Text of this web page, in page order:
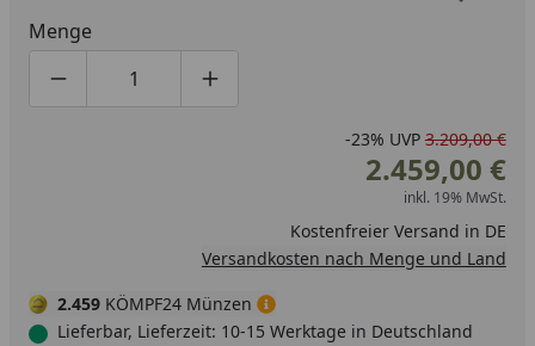
Menge
Produktmenge um eins verringern
Produktmenge manuell eingeben
Produktmenge um eins erhöhen
-23% UVP 3.209,00 €
2.459,00 €
inkl. 19% MwSt.
Kostenfreier Versand in DE
Versandkosten nach Menge und Land
2.459 KÖMPF24 Münzen
Lieferbar, Lieferzeit: 10-15 Werktage in Deutschland